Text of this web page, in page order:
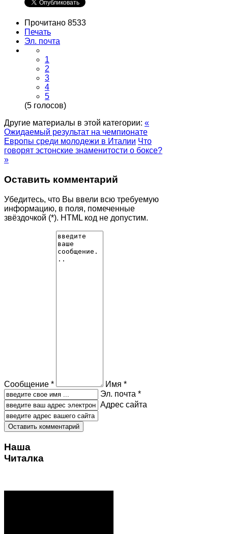
Прочитано 8533
Печать
Эл. почта
1
2
3
4
5
(5 голосов)
Другие материалы в этой категории: «
Ожидаемый результат на чемпионате
Европы среди молодежи в Италии Что
говорят эстонские знаменитости о боксе?
»
Оставить комментарий
Убедитесь, что Вы ввели всю требуемую
информацию, в поля, помеченные
звёздочкой (*). HTML код не допустим.
Сообщение *
Имя *
Эл. почта *
Адрес сайта
Наша
Читалка